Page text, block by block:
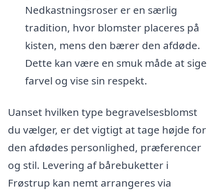
Nedkastningsroser er en særlig
tradition, hvor blomster placeres på
kisten, mens den bærer den afdøde.
Dette kan være en smuk måde at sige
farvel og vise sin respekt.
Uanset hvilken type begravelsesblomst
du vælger, er det vigtigt at tage højde for
den afdødes personlighed, præferencer
og stil. Levering af bårebuketter i
Frøstrup kan nemt arrangeres via